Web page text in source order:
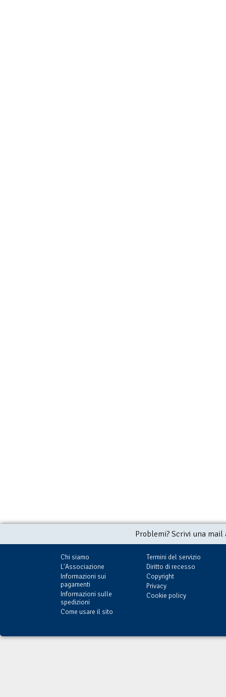
Problemi? Scrivi una
Chi siamo
L'Associazione
Informazioni sui
pagamenti
Informazioni sulle
spedizioni
Come usare il sito
Termini del servizio
Diritto di recesso
Copyright
Privacy
Cookie policy